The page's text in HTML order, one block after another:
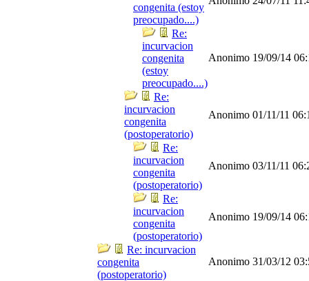
congenita (estoy
preocupado....)
Re:
incurvacion
congenita
(estoy
preocupado....)
Anonimo 19/09/14
Re:
incurvacion
congenita
(postoperatorio)
Anonimo 01/11/11
Re:
incurvacion
congenita
(postoperatorio)
Anonimo 03/11/11
Re:
incurvacion
congenita
(postoperatorio)
Anonimo 19/09/14
Re: incurvacion
congenita
(postoperatorio)
Anonimo 31/03/12